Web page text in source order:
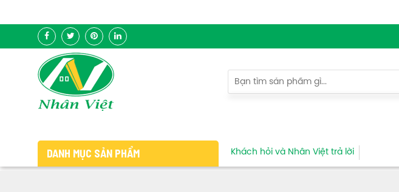
DANH MỤC SẢN PHẨM Khách hỏi và Nhân Việt trả lời